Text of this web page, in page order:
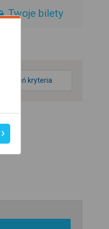
Twoje bilety
zmień kryteria